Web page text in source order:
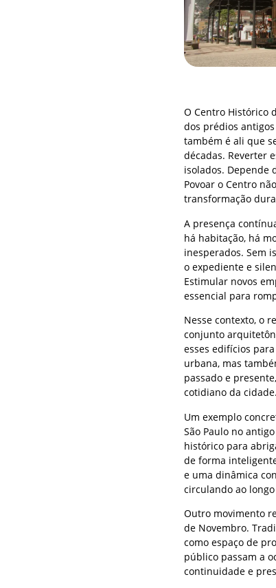
O Centro Histórico
dos prédios
também é ali que
décadas. Reverter
isolados. Depende
Povoar o Centro
transformação
A presença
há habitação, há
inesperados. Sem
o expediente e
Estimular novos
essencial para
Nesse contexto, o
conjunto
esses edifícios
urbana, mas
passado e
cotidiano da cidade.
Um exemplo
São Paulo no
histórico para
de forma
e uma dinâmica
circulando ao
Outro movimento
de Novembro.
como espaço de
público passam a
continuidade e